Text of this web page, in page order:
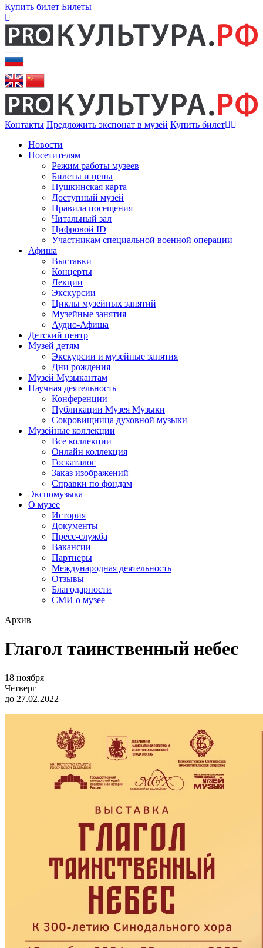
Купить билет Билеты
Контакты Предложить экспонат в музей Купить билет
Новости
Посетителям
Режим работы музеев
Билеты и цены
Пушкинская карта
Доступный музей
Правила посещения
Читальный зал
Цифровой ID
Участникам специальной военной операции
Афиша
Выставки
Концерты
Лекции
Экскурсии
Циклы музейных занятий
Музейные занятия
Аудио-Афиша
Детский центр
Музей детям
Экскурсии и музейные занятия
Дни рождения
Музей Музыкантам
Научная деятельность
Конференции
Публикации Музея Музыки
Сокровищница духовной музыки
Музейные коллекции
Все коллекции
Онлайн коллекция
Госкаталог
Заказ изображений
Справки по фондам
Экспомузыка
О музее
История
Документы
Пресс-служба
Вакансии
Партнеры
Международная деятельность
Отзывы
Благодарности
СМИ о музее
Архив
Глагол таинственный небес
18 ноября
Четверг
до 27.02.2022